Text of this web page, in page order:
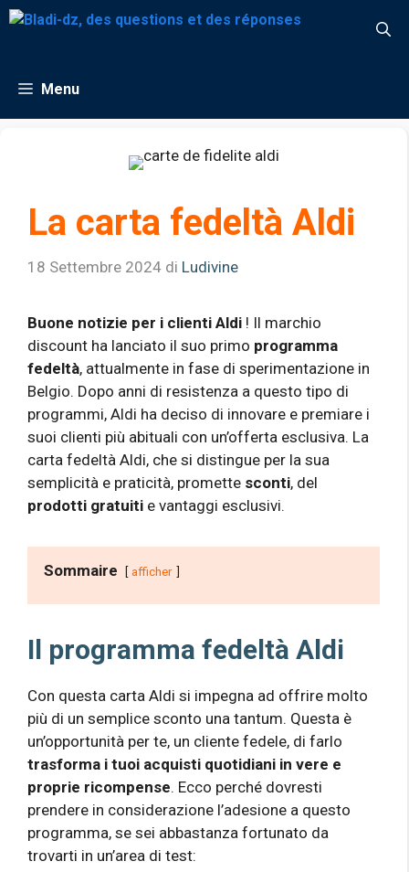
Vai
Menu
La carta fedeltà Aldi
18 Settembre 2024 di Ludivine
Buone notizie per i clienti Aldi ! Il marchio
discount ha lanciato il suo primo programma
fedeltà, attualmente in fase di sperimentazione in
Belgio. Dopo anni di resistenza a questo tipo di
programmi, Aldi ha deciso di innovare e premiare i
suoi clienti più abituali con un’offerta esclusiva. La
carta fedeltà Aldi, che si distingue per la sua
semplicità e praticità, promette sconti, del
prodotti gratuiti e vantaggi esclusivi.
Sommaire afficher
Il programma fedeltà Aldi
Con questa carta Aldi si impegna ad offrire molto
più di un semplice sconto una tantum. Questa è
un’opportunità per te, un cliente fedele, di farlo
trasforma i tuoi acquisti quotidiani in vere e
proprie ricompense. Ecco perché dovresti
prendere in considerazione l’adesione a questo
programma, se sei abbastanza fortunato da
trovarti in un’area di test: